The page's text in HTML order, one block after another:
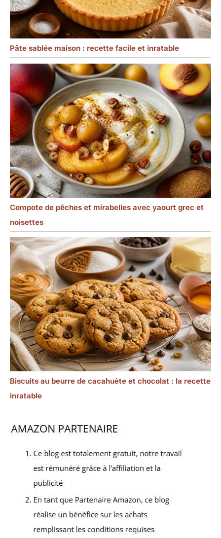
Pâte sablée maison : recette facile et inratable
Compote de pêches et mirabelles avec yaourt grec et
noisettes
Biscuits au beurre de cacahuète et chocolat : la recette
inratable